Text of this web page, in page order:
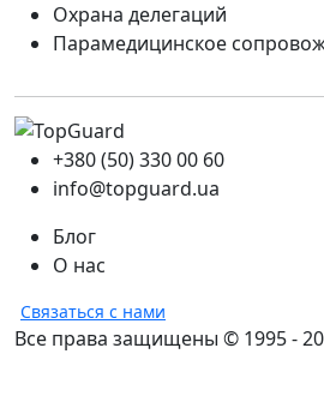
Охрана делегаций
Парамедицинское
+380 (50) 330 00 60
info@topguard.ua
Блог
О нас
Связаться с нами
Все права защищены © 1995 -